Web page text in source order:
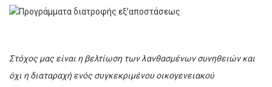
Στόχος μας είναι η βελτίωση των λανθασμένων συνηθειών και
όχι η διαταραχή ενός συγκεκριμένου οικογενειακού